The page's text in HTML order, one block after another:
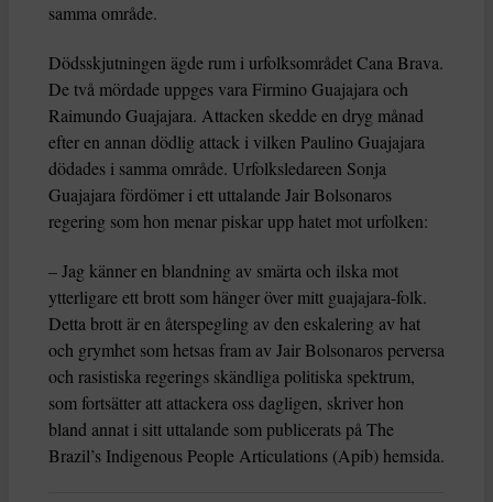
samma område.
Dödsskjutningen ägde rum i urfolksområdet Cana Brava.
De två mördade uppges vara Firmino Guajajara och
Raimundo Guajajara. Attacken skedde en dryg månad
efter en annan dödlig attack i vilken Paulino Guajajara
dödades i samma område. Urfolksledareen Sonja
Guajajara fördömer i ett uttalande Jair Bolsonaros
regering som hon menar piskar upp hatet mot urfolken:
– Jag känner en blandning av smärta och ilska mot
ytterligare ett brott som hänger över mitt guajajara-folk.
Detta brott är en återspegling av den eskalering av hat
och grymhet som hetsas fram av Jair Bolsonaros perversa
och rasistiska regerings skändliga politiska spektrum,
som fortsätter att attackera oss dagligen, skriver hon
bland annat i sitt uttalande som publicerats på The
Brazil’s Indigenous People Articulations (Apib) hemsida.